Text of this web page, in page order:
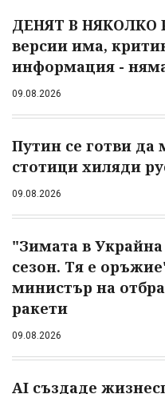
ДЕНЯТ В НЯКОЛКО
версии има,
информация -
09.08.2026
Путин се готви
стотици хиляди
09.08.2026
"Зимата в Украйна
сезон. Тя е
министър на
ракети
09.08.2026
AI създаде